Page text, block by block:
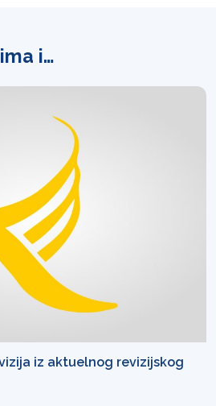
i…
iz aktuelnog revizijskog